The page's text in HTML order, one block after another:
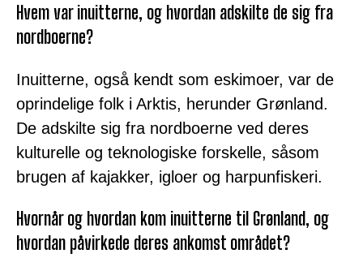
Hvem var inuitterne, og hvordan adskilte de sig fra
nordboerne?
Inuitterne, også kendt som eskimoer, var de
oprindelige folk i Arktis, herunder Grønland.
De adskilte sig fra nordboerne ved deres
kulturelle og teknologiske forskelle, såsom
brugen af kajakker, igloer og harpunfiskeri.
Hvornår og hvordan kom inuitterne til Grønland, og
hvordan påvirkede deres ankomst området?